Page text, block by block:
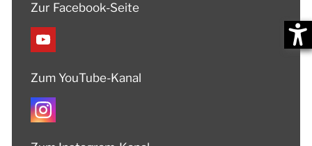
Zur Facebook-Seite
Zum YouTube-Kanal